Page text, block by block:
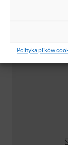
Polityka plików
Masz